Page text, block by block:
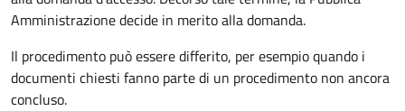
Amministrazione decide in merito alla domanda.
Il procedimento può essere differito, per esempio quando i
documenti chiesti fanno parte di un procedimento non ancora
concluso.